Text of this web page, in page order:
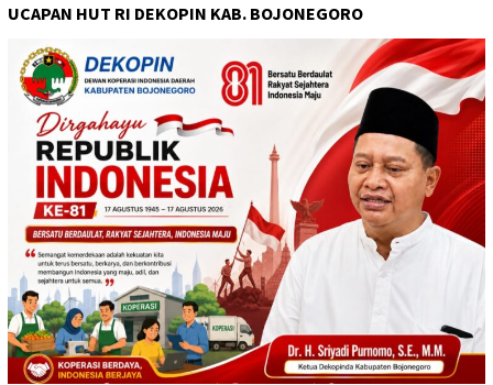
UCAPAN HUT RI DEKOPIN KAB. BOJONEGORO